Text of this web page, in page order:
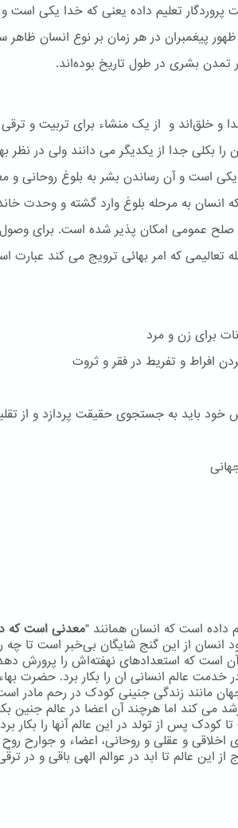
پروردگار تعلیم داده یعنی که خدا یکی است
پیغمبران در هر زمان بر نوع انسان ظاهر
تمدن بشری در طول تاریخ بوده‌اند.
و خلق‌اند و از یک منشاء برای تربیت و
را بکلی جدا از یکدیگر می دانند ولی در نظر
است و آن رساندن بشر به بلوغ روحانی و
انسان به مرحله بلوغ وارد گشته و وحدت
صلح عمومی امکان پذیر شده است. برای
که امر بهائی ترویج می کند عبارت
برای زن و مرد
افراط و تفریط در فقر و ثروت
باید به جستجوی حقیقت پردازد و از
داده است که انسان همانند "معدنی است که
انسان از این گنج شایگان بی‌خبر است تا چه
است که استعدادهای نهفته‌اش را پرورش
خدمت عالم انسانی ان را بکار برد. حضرت
مانند زندگی جنینی کودک در رحم مادر
می کند اما هرچند آن اعضا در عالم جنین
پس از تولد در این عالم آنها را بکار
اخلاقی و عقلی و روحانی، اعضاء و جوارح روح
این عالم تا ابد در عوالم الهی باقی و در